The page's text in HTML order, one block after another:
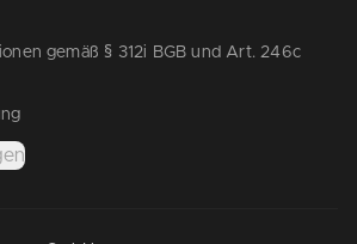
gemäß § 312i BGB und Art. 246c